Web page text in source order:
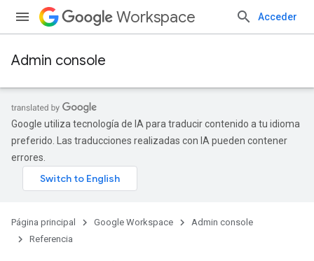
Workspace Acceder
Admin console
Google utiliza tecnología de IA para traducir contenido a tu idioma
preferido. Las traducciones realizadas con IA pueden contener
errores.
Página principal Google Workspace
Admin console
Referencia